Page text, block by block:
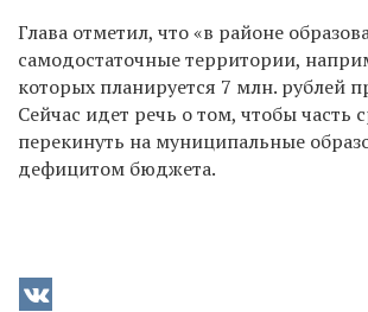
Глава отметил, что «в районе
самодостаточные территории,
которых планируется 7 млн. рублей
Сейчас идет речь о том, чтобы часть
перекинуть на муниципальные
дефицитом бюджета.